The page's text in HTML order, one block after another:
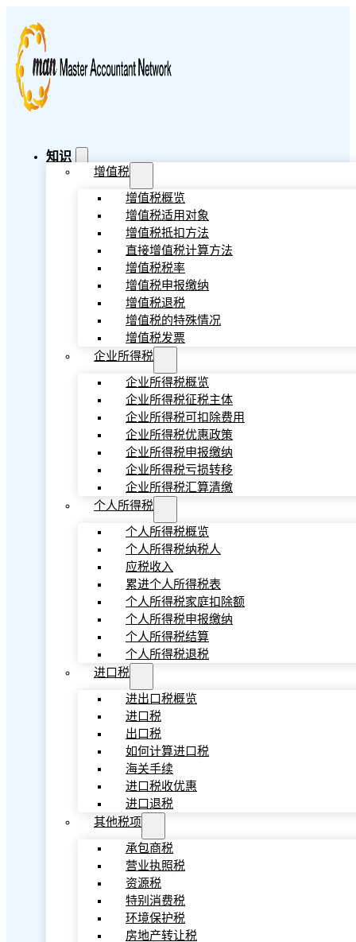
知识
增值税
增值税概览
增值税适用对象
增值税抵扣方法
直接增值税计算方法
增值税税率
增值税申报缴纳
增值税退税
增值税的特殊情况
增值税发票
企业所得税
企业所得税概览
企业所得税征税主体
企业所得税可扣除费用
企业所得税优惠政策
企业所得税申报缴纳
企业所得税亏损转移
企业所得税汇算清缴
个人所得税
个人所得税概览
个人所得税纳税人
应税收入
累进个人所得税表
个人所得税家庭扣除额
个人所得税申报缴纳
个人所得税结算
个人所得税退税
进口税
进出口税概览
进口税
出口税
如何计算进口税
海关手续
进口税收优惠
进口退税
其他税项
承包商税
营业执照税
资源税
特别消费税
环境保护税
房地产转让税